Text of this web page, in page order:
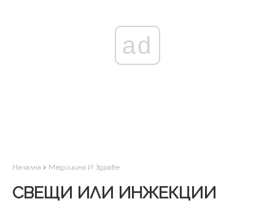
ad
Начална Медицина И Здраве
СВЕЩИ ИЛИ ИНЖЕКЦИИ